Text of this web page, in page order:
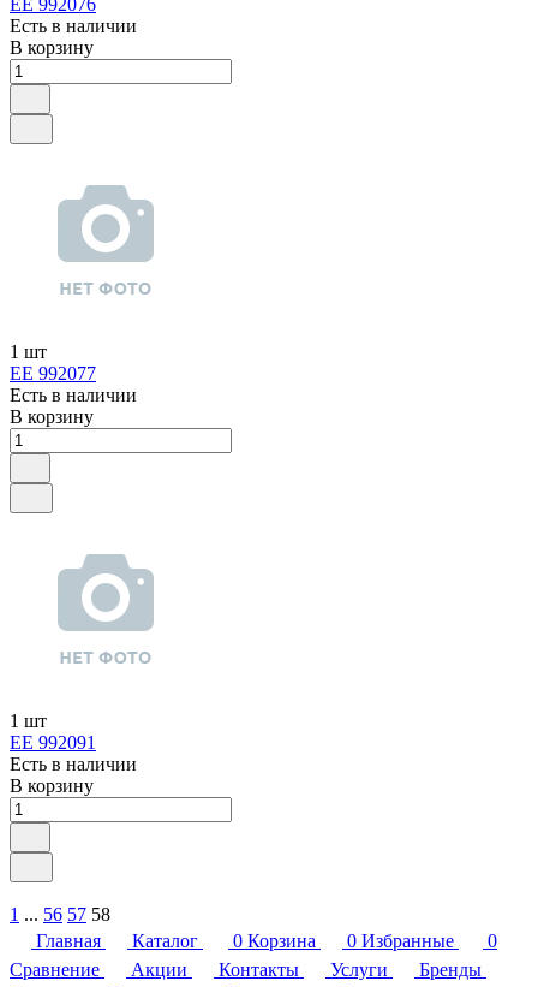
Есть в наличии
В корзину
1 шт
ЕЕ 992077
Есть в наличии
В корзину
1 шт
ЕЕ 992091
Есть в наличии
В корзину
1 ... 56 57 58
Главная
Каталог 0 Корзина 0 Избранные
0
Сравнение
Акции Контакты Услуги
Бренды